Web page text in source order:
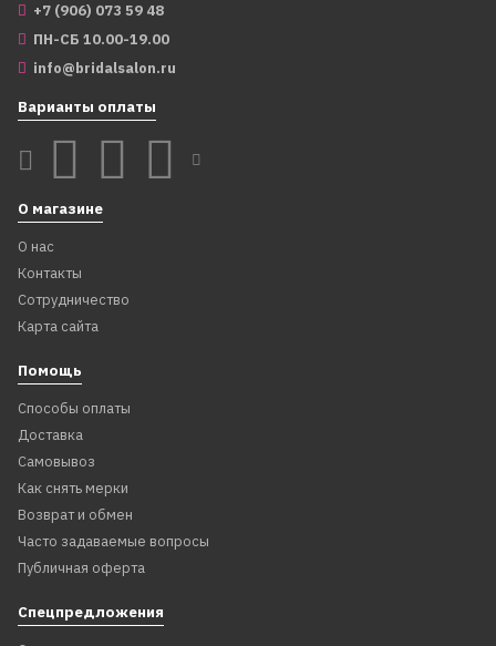
+7 (906) 073 59 48
ПН-СБ 10.00-19.00
info@bridalsalon.ru
Варианты оплаты
О магазине
О нас
Контакты
Сотрудничество
Карта сайта
Помощь
Способы оплаты
Доставка
Самовывоз
Как снять мерки
Возврат и обмен
Часто задаваемые вопросы
Публичная оферта
Спецпредложения